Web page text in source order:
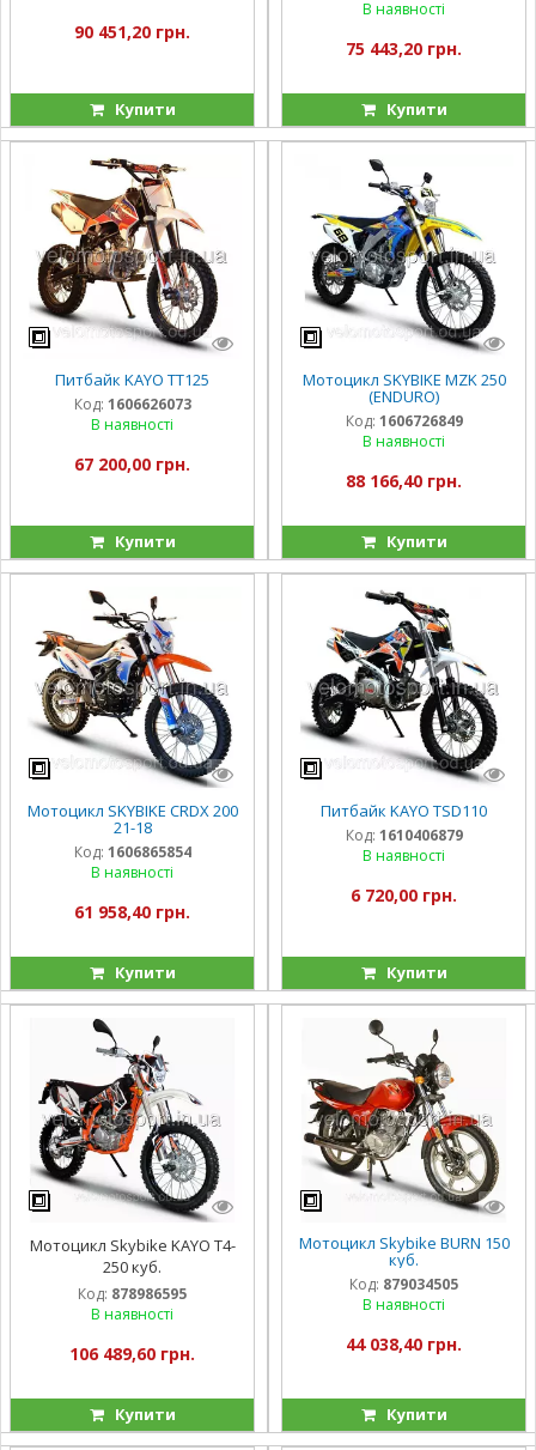
90 451,20 грн.
Купити
В наявності
75 443,20 грн.
Купити
Питбайк KAYO TT125
Код: 1606626073
В наявності
67 200,00 грн.
Купити
Мотоцикл SKYBIKE MZK 250
(ENDURO)
Код: 1606726849
В наявності
88 166,40 грн.
Купити
Мотоцикл SKYBIKE CRDX 200
21-18
Код: 1606865854
В наявності
61 958,40 грн.
Купити
Питбайк KAYO TSD110
Код: 1610406879
В наявності
6 720,00 грн.
Купити
Мотоцикл Skybike KAYO T4-
250 куб.
Код: 878986595
В наявності
106 489,60 грн.
Купити
Мотоцикл Skybike BURN 150
куб.
Код: 879034505
В наявності
44 038,40 грн.
Купити